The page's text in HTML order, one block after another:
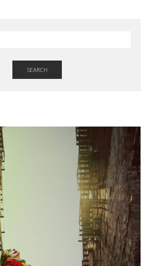
SEARCH